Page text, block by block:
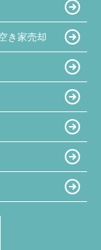
き家売却